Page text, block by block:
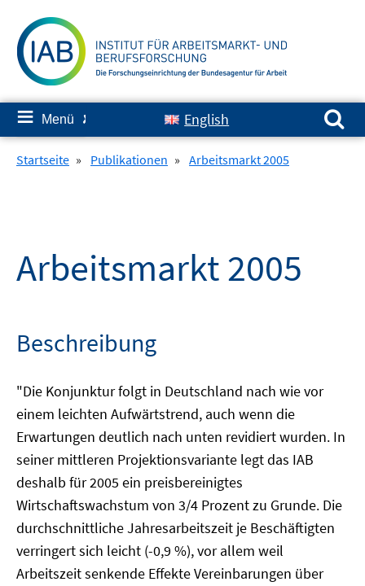
zum
Inhalt
≡ Menü ✘ English
Suchen nach:
Startseite » Publikationen » Arbeitsmarkt 2005
Arbeitsmarkt 2005
Beschreibung
"Die Konjunktur folgt in Deutschland nach wie vor
einem leichten Aufwärtstrend, auch wenn die
Erwartungen deutlich nach unten revidiert wurden. In
seiner mittleren Projektionsvariante legt das IAB
deshalb für 2005 ein preisbereinigtes
Wirtschaftswachstum von 3/4 Prozent zu Grunde. Die
durchschnittliche Jahresarbeitszeit je Beschäftigten
verringert sich leicht (-0,9 %), vor allem weil
Arbeitszeit senkende Effekte Vereinbarungen über